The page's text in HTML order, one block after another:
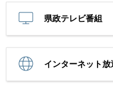
県政テレビ番組
インターネット放